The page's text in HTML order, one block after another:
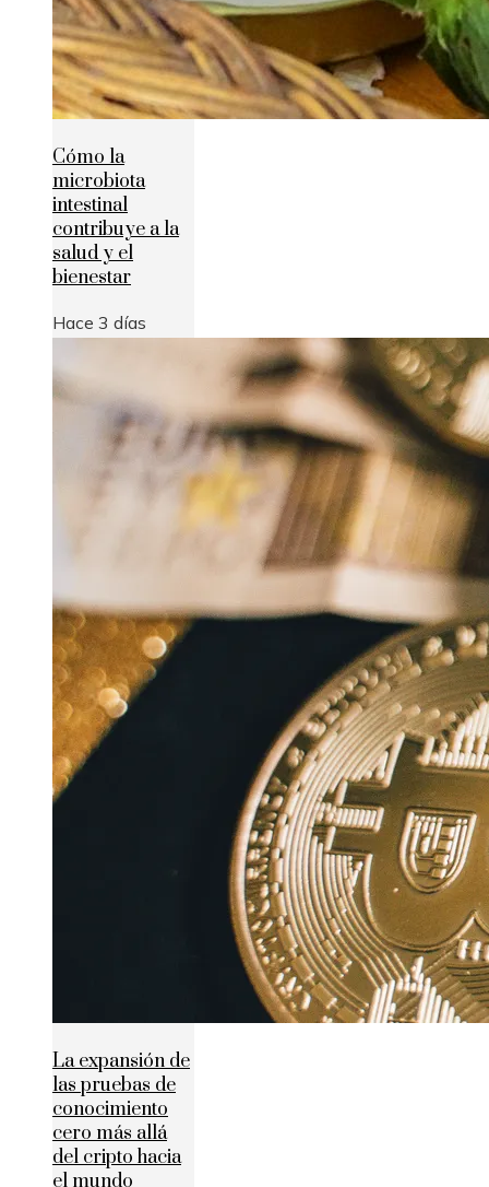
Cómo la
microbiota
intestinal
contribuye a la
salud y el
bienestar
Hace 3 días
La expansión de
las pruebas de
conocimiento
cero más allá
del cripto hacia
el mundo